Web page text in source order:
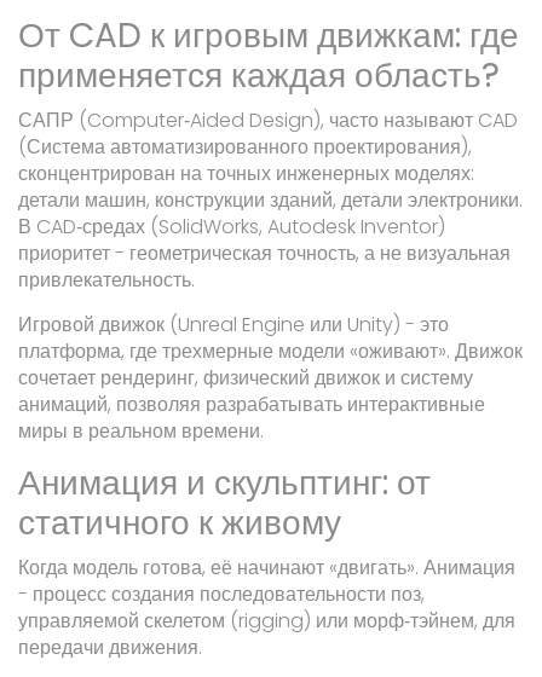
От CAD к игровым движкам: где
применяется каждая область?
САПР (Computer‑Aided Design), часто называют CAD
(Система автоматизированного проектирования),
сконцентрирован на точных инженерных моделях:
детали машин, конструкции зданий, детали электроники.
В CAD‑средах (SolidWorks, Autodesk Inventor)
приоритет - геометрическая точность, а не визуальная
привлекательность.
Игровой движок (Unreal Engine или Unity) - это
платформа, где трехмерные модели «оживают». Движок
сочетает рендеринг, физический движок и систему
анимаций, позволяя разрабатывать интерактивные
миры в реальном времени.
Анимация и скульптинг: от
статичного к живому
Когда модель готова, её начинают «двигать». Анимация
- процесс создания последовательности поз,
управляемой скелетом (rigging) или морф‑тэйнем, для
передачи движения.